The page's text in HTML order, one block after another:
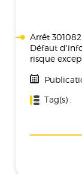
Arrêt
Défaut
risque
Tag(s) :